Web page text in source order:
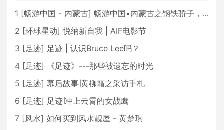
1 [畅游中国 - 内蒙古] 畅游中国•内蒙古之钢铁骄子，魅力包头
2 [环球星动] 悦纳新自我 | AIF电影节
3 [足迹] 足迹 | 认识Bruce Lee吗？
4 [足迹]
《足迹》---那些被遗忘的时光
5 [足迹] 幕后故事∣黄柳霜之采访手札
6 [足迹] 足迹∣冲上云霄的女战鹰
7 [风水] 如何买到风水靓屋 - 黄楚琪